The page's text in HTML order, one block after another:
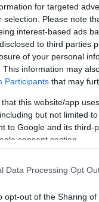
for targeted
selection. Please note
interest-based ads
to third parties
of your personal
This information may
Participants that may
that this website/app
but not limited
to Google and its
consent section.
Data Processing Opt
opt-out of the Sharing of
που
της
δραστηριότητα
τα διεθνή